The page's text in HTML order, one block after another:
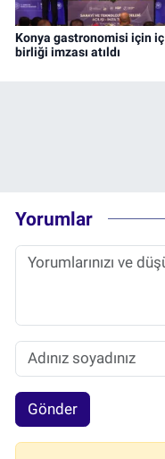
Konya gastronomisi için iç
birliği imzası atıldı
Yorumlar
Gönder